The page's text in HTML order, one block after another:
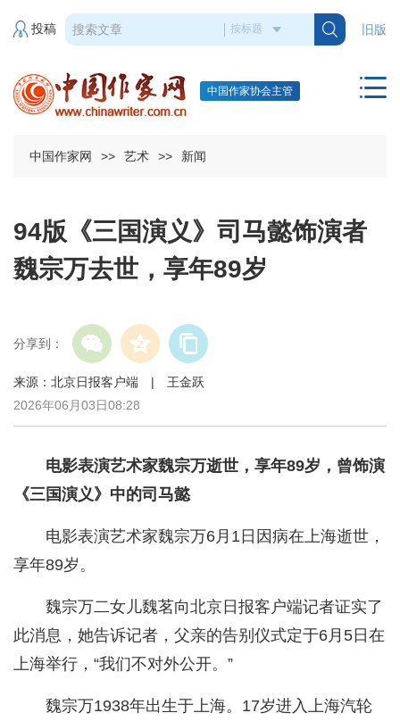
旧版
投稿
中国作家协会主管
中国作家网 >> 艺术 >> 新闻
94版《三国演义》司马懿饰演者
魏宗万去世，享年89岁
分享到：
来源：北京日报客户端 | 王金跃
2026年06月03日08:28
电影表演艺术家魏宗万逝世，享年89岁，曾饰演
《三国演义》中的司马懿
电影表演艺术家魏宗万6月1日因病在上海逝世，
享年89岁。
魏宗万二女儿魏茗向北京日报客户端记者证实了
此消息，她告诉记者，父亲的告别仪式定于6月5日在
上海举行，“我们不对外公开。”
魏宗万1938年出生于上海。17岁进入上海汽轮